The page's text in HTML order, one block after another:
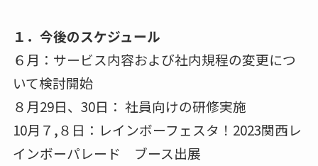
１．今後のスケジュール
６月：サービス内容および社内規程の変更につ
いて検討開始
８月29日、30日： 社員向けの研修実施
10月７,８日：レインボーフェスタ！2023関西レ
インボーパレード ブース出展